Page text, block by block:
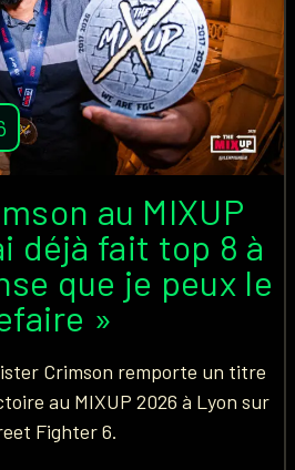
au MIXUP
déjà fait top 8 à
que je peux le
»
Crimson remporte un titre
au MIXUP 2026 à Lyon sur
Fighter 6.